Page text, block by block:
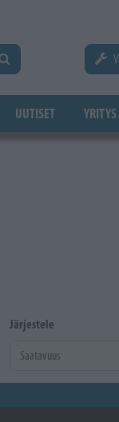
UUTISET YRITYS
Järjestele